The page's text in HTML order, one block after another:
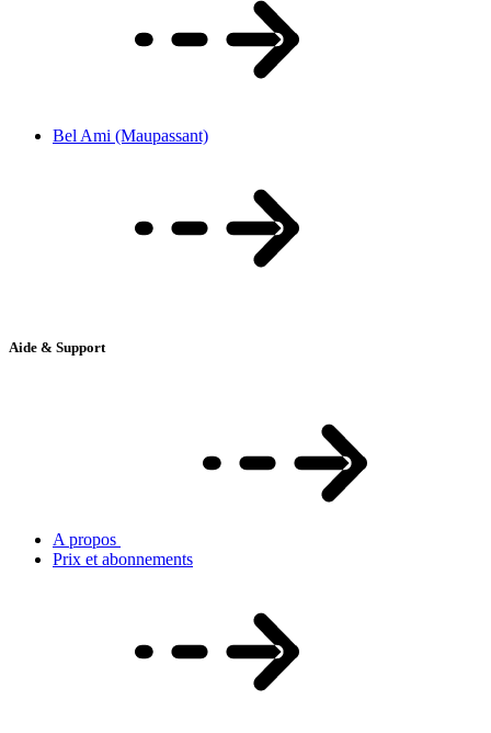
Bel Ami (Maupassant)
Aide & Support
A propos
Prix et abonnements